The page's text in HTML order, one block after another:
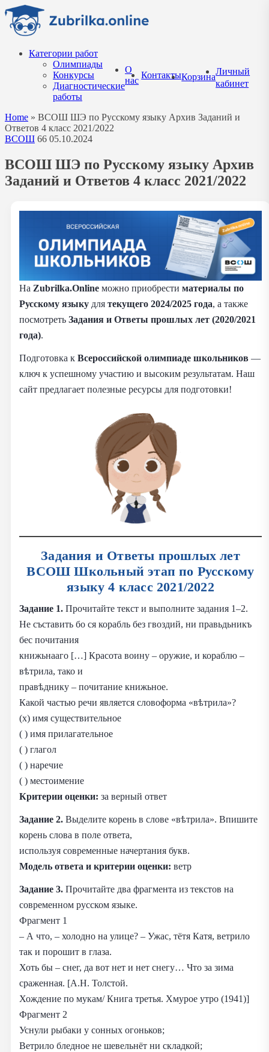
Перейти
содержанию
Категории работ
Олимпиады
Конкурсы
Диагностические
работы
О
нас
КонтактыКорзина
Личный
кабинет
Home » ВСОШ ШЭ по Русскому языку Архив Заданий и
Ответов 4 класс 2021/2022
ВСОШ 66 05.10.2024
ВСОШ ШЭ по Русскому языку Архив
Заданий и Ответов 4 класс 2021/2022
На Zubrilka.Online можно приобрести материалы по
Русскому языку для текущего 2024/2025 года, а также
посмотреть Задания и Ответы прошлых лет (2020/2021
года).
Подготовка к Всероссийской олимпиаде школьников —
ключ к успешному участию и высоким результатам. Наш
сайт предлагает полезные ресурсы для подготовки!
Задания и Ответы прошлых лет
ВСОШ Школьный этап по Русскому
языку 4 класс 2021/2022
Задание 1. Прочитайте текст и выполните задания 1–2.
Не съставить бо ся корабль без гвоздий, ни правьдьникъ
бес почитания
книжьнааго […] Красота воину – оружие, и кораблю –
вѣтрила, тако и
правѣднику – почитание книжьное.
Какой частью речи является словоформа «вѣтрила»?
(x) имя существительное
( ) имя прилагательное
( ) глагол
( ) наречие
( ) местоимение
Критерии оценки: за верный ответ
Задание 2. Выделите корень в слове «вѣтрила». Впишите
корень слова в поле ответа,
используя современные начертания букв.
Модель ответа и критерии оценки: ветр
Задание 3. Прочитайте два фрагмента из текстов на
современном русском языке.
Фрагмент 1
– А что, – холодно на улице? – Ужас, тётя Катя, ветрило
так и порошит в глаза.
Хоть бы – снег, да вот нет и нет снегу… Что за зима
сраженная. [А.Н. Толстой.
Хождение по мукам/ Книга третья. Хмурое утро (1941)]
Фрагмент 2
Уснули рыбаки у сонных огоньков;
Ветрило бледное не шевельнёт ни складкой;